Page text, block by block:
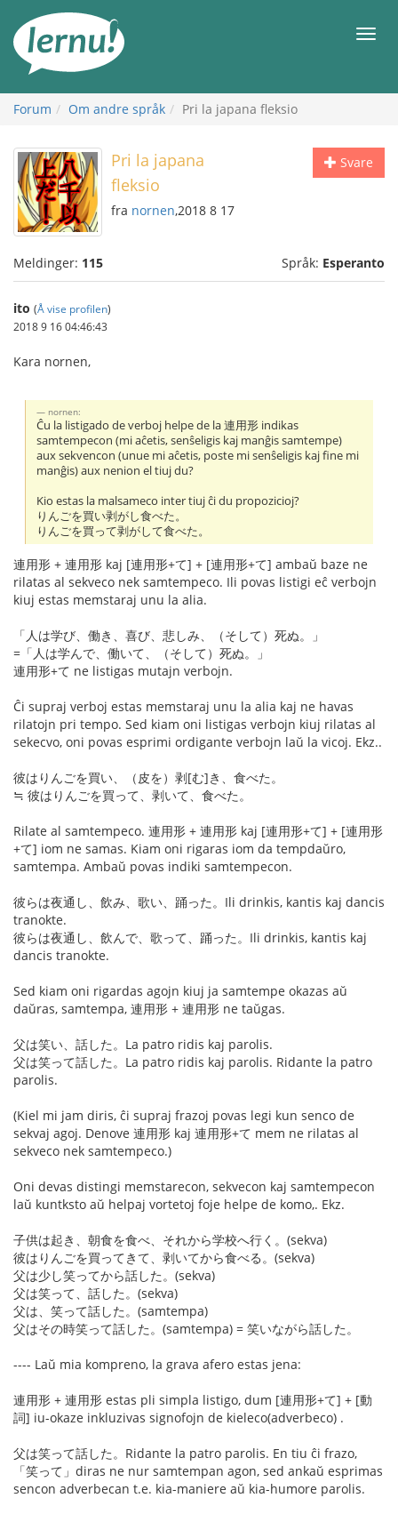
innholdet
Meny
Forum Om andre språk Pri la japana fleksio
Svare
Pri la japana
fleksio
fra nornen,2018 8 17
Meldinger: 115 Språk: Esperanto
ito (Å vise profilen)
2018 9 16 04:46:43
Kara nornen,
nornen:
Ĉu la listigado de verboj helpe de la 連用形 indikas
samtempecon (mi aĉetis, senŝeligis kaj manĝis samtempe)
aux sekvencon (unue mi aĉetis, poste mi senŝeligis kaj fine mi
manĝis) aux nenion el tiuj du?
Kio estas la malsameco inter tiuj ĉi du propozicioj?
りんごを買い剥がし食べた。
りんごを買って剥がして食べた。
連用形 + 連用形 kaj [連用形+て] + [連用形+て] ambaŭ baze ne
rilatas al sekveco nek samtempeco. Ili povas listigi eĉ verbojn
kiuj estas memstaraj unu la alia.
「人は学び、働き、喜び、悲しみ、（そして）死ぬ。」
=「人は学んで、働いて、（そして）死ぬ。」
連用形+て ne listigas mutajn verbojn.
Ĉi supraj verboj estas memstaraj unu la alia kaj ne havas
rilatojn pri tempo. Sed kiam oni listigas verbojn kiuj rilatas al
sekecvo, oni povas esprimi ordigante verbojn laŭ la vicoj. Ekz..
彼はりんごを買い、（皮を）剥[む]き、食べた。
≒ 彼はりんごを買って、剥いて、食べた。
Rilate al samtempeco. 連用形 + 連用形 kaj [連用形+て] + [連用形
+て] iom ne samas. Kiam oni rigaras iom da tempdaŭro,
samtempa. Ambaŭ povas indiki samtempecon.
彼らは夜通し、飲み、歌い、踊った。Ili drinkis, kantis kaj dancis
tranokte.
彼らは夜通し、飲んで、歌って、踊った。Ili drinkis, kantis kaj
dancis tranokte.
Sed kiam oni rigardas agojn kiuj ja samtempe okazas aŭ
daŭras, samtempa, 連用形 + 連用形 ne taŭgas.
父は笑い、話した。La patro ridis kaj parolis.
父は笑って話した。La patro ridis kaj parolis. Ridante la patro
parolis.
(Kiel mi jam diris, ĉi supraj frazoj povas legi kun senco de
sekvaj agoj. Denove 連用形 kaj 連用形+て mem ne rilatas al
sekveco nek samtempeco.)
Oni devas distingi memstarecon, sekvecon kaj samtempecon
laŭ kuntksto aŭ helpaj vortetoj foje helpe de komo,. Ekz.
子供は起き、朝食を食べ、それから学校へ行く。(sekva)
彼はりんごを買ってきて、剥いてから食べる。(sekva)
父は少し笑ってから話した。(sekva)
父は笑って、話した。(sekva)
父は、笑って話した。(samtempa)
父はその時笑って話した。(samtempa) = 笑いながら話した。
---- Laŭ mia kompreno, la grava afero estas jena:
連用形 + 連用形 estas pli simpla listigo, dum [連用形+て] + [動
詞] iu-okaze inkluzivas signofojn de kieleco(adverbeco) .
父は笑って話した。Ridante la patro parolis. En tiu ĉi frazo,
「笑って」diras ne nur samtempan agon, sed ankaŭ esprimas
sencon adverbecan t.e. kia-maniere aŭ kia-humore parolis.